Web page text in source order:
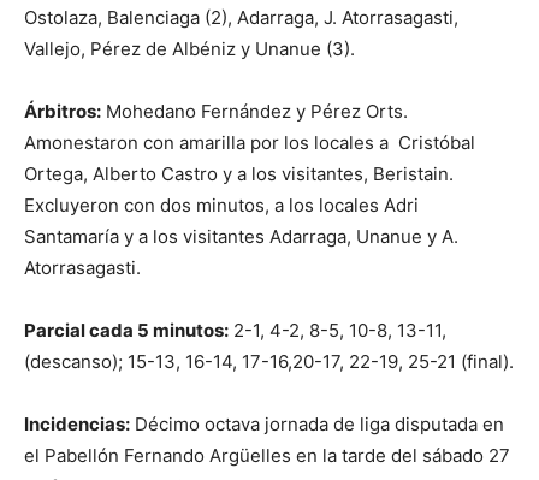
Ostolaza, Balenciaga (2), Adarraga, J. Atorrasagasti,
Vallejo, Pérez de Albéniz y Unanue (3).
Árbitros: Mohedano Fernández y Pérez Orts.
Amonestaron con amarilla por los locales a Cristóbal
Ortega, Alberto Castro y a los visitantes, Beristain.
Excluyeron con dos minutos, a los locales Adri
Santamaría y a los visitantes Adarraga, Unanue y A.
Atorrasagasti.
Parcial cada 5 minutos: 2-1, 4-2, 8-5, 10-8, 13-11,
(descanso); 15-13, 16-14, 17-16,20-17, 22-19, 25-21 (final).
Incidencias: Décimo octava jornada de liga disputada en
el Pabellón Fernando Argüelles en la tarde del sábado 27